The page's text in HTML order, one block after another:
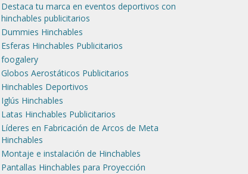
Destaca tu marca en eventos deportivos con
hinchables publicitarios
Dummies Hinchables
Esferas Hinchables Publicitarios
foogalery
Globos Aerostáticos Publicitarios
Hinchables Deportivos
Iglús Hinchables
Latas Hinchables Publicitarios
Líderes en Fabricación de Arcos de Meta
Hinchables
Montaje e instalación de Hinchables
Pantallas Hinchables para Proyección